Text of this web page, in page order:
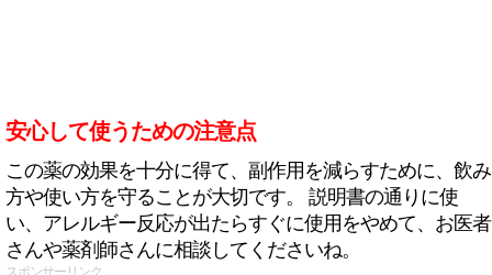
安心して使うための注意点
この薬の効果を十分に得て、副作用を減らすために、飲み
方や使い方を守ることが大切です。 説明書の通りに使
い、アレルギー反応が出たらすぐに使用をやめて、お医者
さんや薬剤師さんに相談してくださいね。
スポンサーリンク